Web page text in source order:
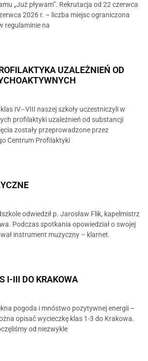
„Już pływam”. Rekrutacja od 22 czerwca
2026 r. – liczba miejsc ograniczona
regulaminie na
UZALEŻNIEŃ OD
IV–VIII naszej szkoły uczestniczyli w
profilaktyki uzależnień od substancji
zostały przeprowadzone przez
Centrum Profilaktyki
odwiedził p. Jarosław Flik, kapelmistrz
Podczas spotkania opowiedział o swojej
instrument muzyczny – klarnet.
I-III DO KRAKOWA
pogoda i mnóstwo pozytywnej energii –
opisać wycieczkę klas 1-3 do Krakowa.
od niezwykle